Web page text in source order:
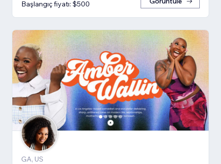
Başlangıç fiyatı: $500
GA, US